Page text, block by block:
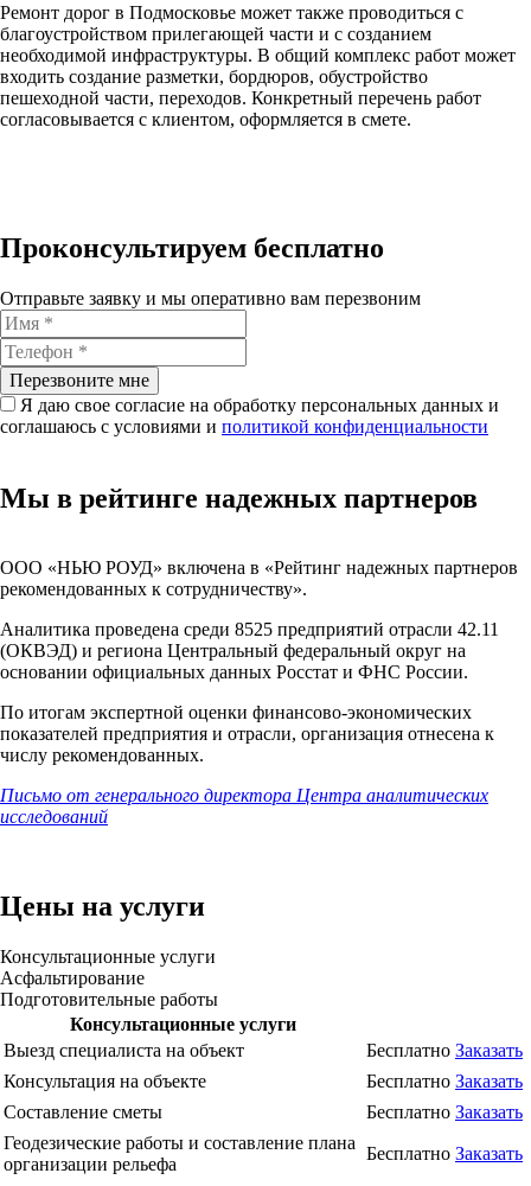
Ремонт дорог в Подмосковье может также проводиться с
благоустройством прилегающей части и с созданием
необходимой инфраструктуры. В общий комплекс работ может
входить создание разметки, бордюров, обустройство
пешеходной части, переходов. Конкретный перечень работ
согласовывается с клиентом, оформляется в смете.
Проконсультируем бесплатно
Отправьте заявку и мы оперативно вам перезвоним
Перезвоните мне
Я даю свое согласие на обработку персональных данных и
соглашаюсь с условиями и политикой конфиденциальности
Мы в рейтинге надежных партнеров
ООО «НЬЮ РОУД» включена в «Рейтинг надежных партнеров
рекомендованных к сотрудничеству».
Аналитика проведена среди 8525 предприятий отрасли 42.11
(ОКВЭД) и региона Центральный федеральный округ на
основании официальных данных Росстат и ФНС России.
По итогам экспертной оценки финансово-экономических
показателей предприятия и отрасли, организация отнесена к
числу рекомендованных.
Письмо от генерального директора Центра аналитических
исследований
Цены на услуги
Консультационные услуги
Асфальтирование
Подготовительные работы
Консультационные услуги
Выезд специалиста на объект
Бесплатно Заказать
Консультация на объекте
Бесплатно Заказать
Составление сметы
Бесплатно Заказать
Геодезические работы и составление плана
организации рельефа
Бесплатно Заказать